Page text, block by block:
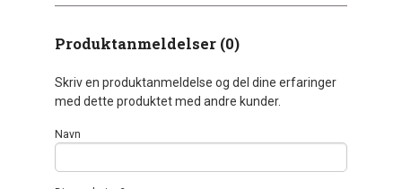
Produktanmeldelser (0)
Skriv en produktanmeldelse og del dine erfaringer
med dette produktet med andre kunder.
Navn